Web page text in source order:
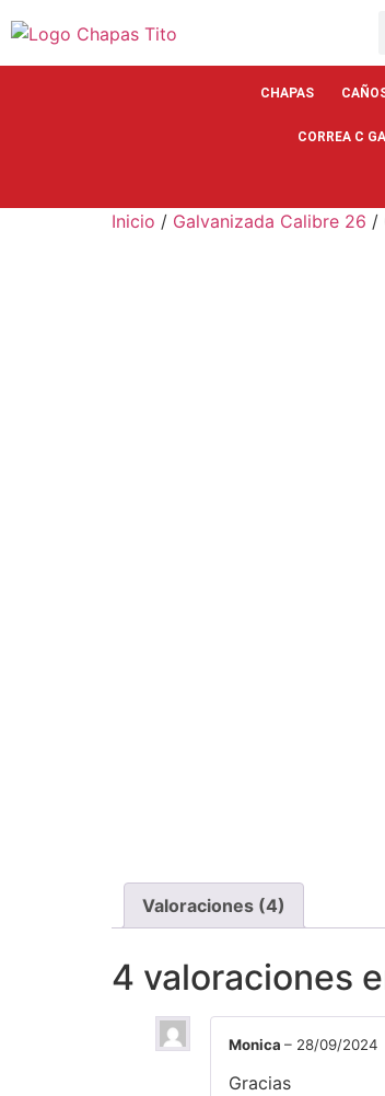
CHAPAS
CORREA C
Inicio / Galvanizada Calibre 26 /
Valoraciones (4)
4 valoraciones
Monica – 28/09/2024
Gracias